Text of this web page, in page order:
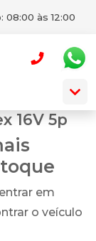
08:00 às 12:00
16V 5p
em
o veículo